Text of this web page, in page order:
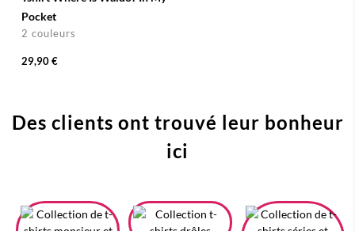
Pocket
2 couleurs
29,90 €
Des clients ont trouvé leur bonheur
ici